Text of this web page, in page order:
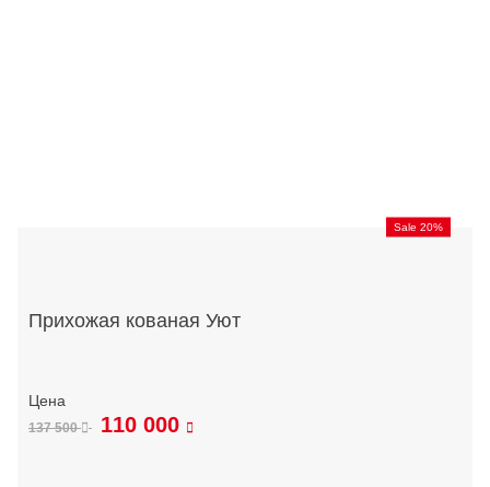
Sale 20%
Прихожая кованая Уют
137 500 110 000